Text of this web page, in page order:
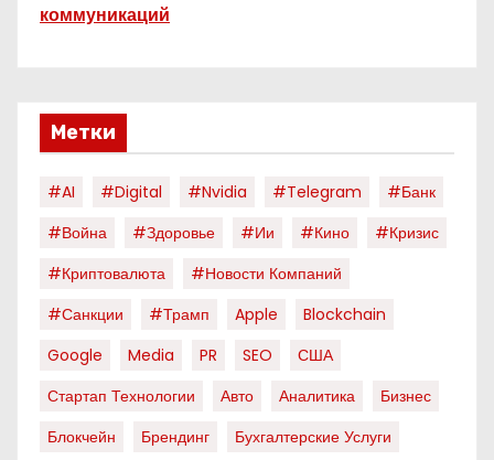
коммуникаций
Метки
#AI #digital #nvidia #telegram
#банк
#война
#здоровье #ии #кино
#кризис
#криптовалюта
#новости Компаний
#санкции
#трамп Apple
Blockchain
Google
Media PR SEO
США
Стартап Технологии
Авто Аналитика
Бизнес
Блокчейн
Брендинг
Бухгалтерские Услуги